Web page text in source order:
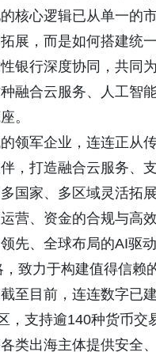
核心逻辑已从单一的
展，而是如何搭建统
银行深度协同，共同
融合云服务、人工智
。
领军企业，连连正从
，打造融合云服务、
国家、多区域灵活拓
营、资金的合规与高
先、全球布局的AI驱
，致力于构建值得信
至目前，连连数字已
，支持逾140种货币
类出海主体提供安全